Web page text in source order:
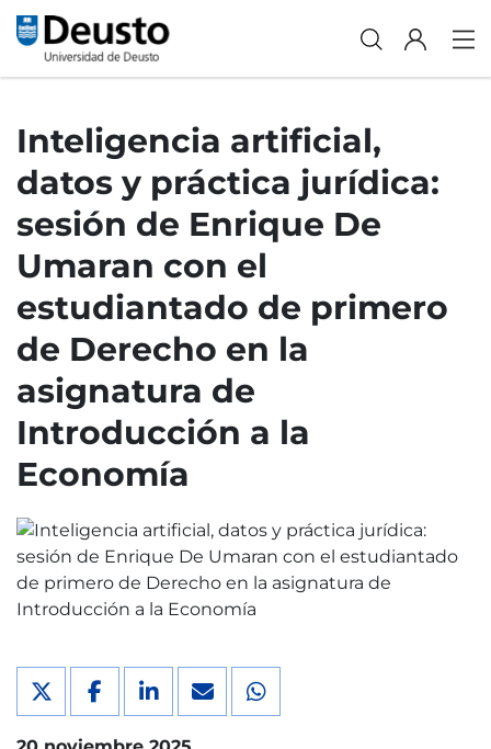
Inteligencia artificial,
datos y práctica jurídica:
sesión de Enrique De
Umaran con el
estudiantado de primero
de Derecho en la
asignatura de
Introducción a la
Economía